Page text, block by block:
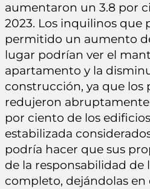
aumentaron un 3.8 por
2023. Los inquilinos que
permitido un aumento
lugar podrían ver el
apartamento y la
construcción, ya que los
redujeron abruptamente
por ciento de los
estabilizada
podría hacer que sus
de la responsabilidad de
completo, dejándolas en